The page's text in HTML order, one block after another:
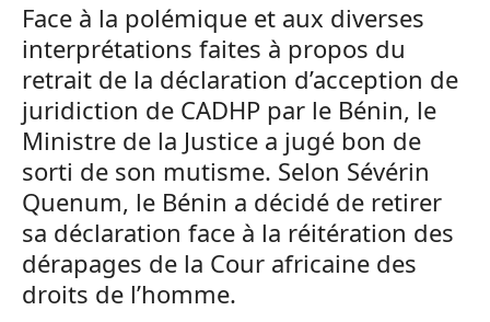
Face à la polémique et aux diverses
interprétations faites à propos du
retrait de la déclaration d’acception de
juridiction de CADHP par le Bénin, le
Ministre de la Justice a jugé bon de
sorti de son mutisme. Selon Sévérin
Quenum, le Bénin a décidé de retirer
sa déclaration face à la réitération des
dérapages de la Cour africaine des
droits de l’homme.